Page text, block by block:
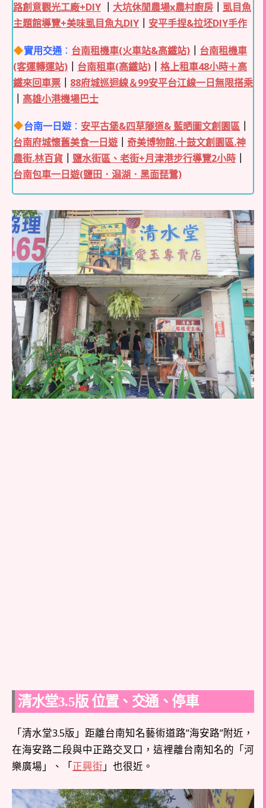
路創意觀光工廠+DIY
大坑休閒農場x農村廚房
虱目魚
主題館導覽+美味虱目魚丸DIY
安平手捏&拉坯DIY手作
實用交通 ： 台南租機車(火車站&高鐵站)
台南租機車
(客運轉運站)
台南租車(高鐵站)
格上租車48小時＋高
鐵來回車票
88府城巡迴線＆99安平台江線一日無限搭乘
高雄小港機場巴士
台南一日遊： 安平古堡&四草隧道& 藍晒圖文創園區 ｜
台南府城懷舊美食一日遊｜ 奇美博物館.十鼓文創園區.神
農街.林百貨 ｜ 鹽水街區、老街+月津港步行導覽2小時 ｜
台南包車一日遊(鹽田．潟湖．黑面琵鷺)
清水堂3.5版 位置、交通、停車
「清水堂3.5版」距離台南知名藝術道路”海安路”附近，
在海安路二段與中正路交叉口，這裡離台南知名的「河
樂廣場」、「正興街 」也很近。